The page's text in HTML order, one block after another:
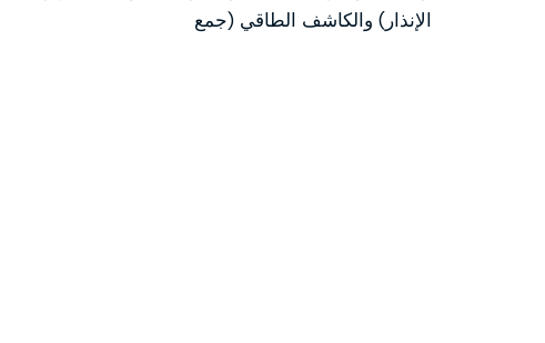
الإنذار) والكاشف الطاقي (جمع